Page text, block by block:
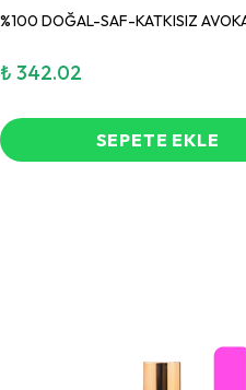
₺ 342.02
SEPETE EKLE